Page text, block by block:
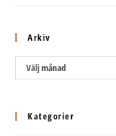
Arkiv
ArkivVälj månad
Kategorier